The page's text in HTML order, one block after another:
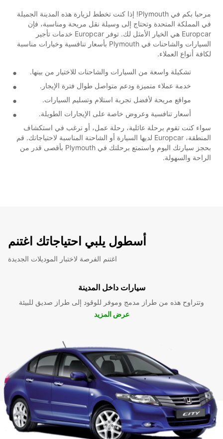
مرحبا بكم في Plymouth! إذا كنت تخطط لزيارة هذه المدينة الجميلة
في المملكة المتحدة وتحتاج إلى وسيلة نقل مريحة ومناسبة، فإن
Europcar هي الخيار الأمثل لك. توفر Europcar خدمات تأجير
السيارات والشاحنات في Plymouth بأسعار تنافسية وخيارات مناسبة
لكافة أنواع العملاء.
تشكيلة واسعة من السيارات والشاحنات للاختيار من بينها.
خدمة عملاء متميزة ودعم متواصل طوال فترة الإيجار.
مواقع مريحة لأفضل تجربة استلام وتسليم السيارات.
أسعار تنافسية وعروض خاصة على الإيجارات الطويلة.
سواء كنت تقوم برحلة عائلية، رحلة عمل، أو ترغب في استكشاف
المنطقة، Europcar لديها السيارة أو الشاحنة المناسبة لاحتياجاتك. قم
بحجز سيارتك اليوم واستمتع برحلتك في Plymouth بأقصى قدر من
الراحة والسهولة.
أسطول يلبي احتياجاتك اغتنم
اغتنم الفرصة لاختبار الموديلات الجديدة
سيارات داخل المدينة
وتتراوح هذه من طراز مدمج وموفر للوقود إلى طراز صديق للبيئة
عرض المزيد